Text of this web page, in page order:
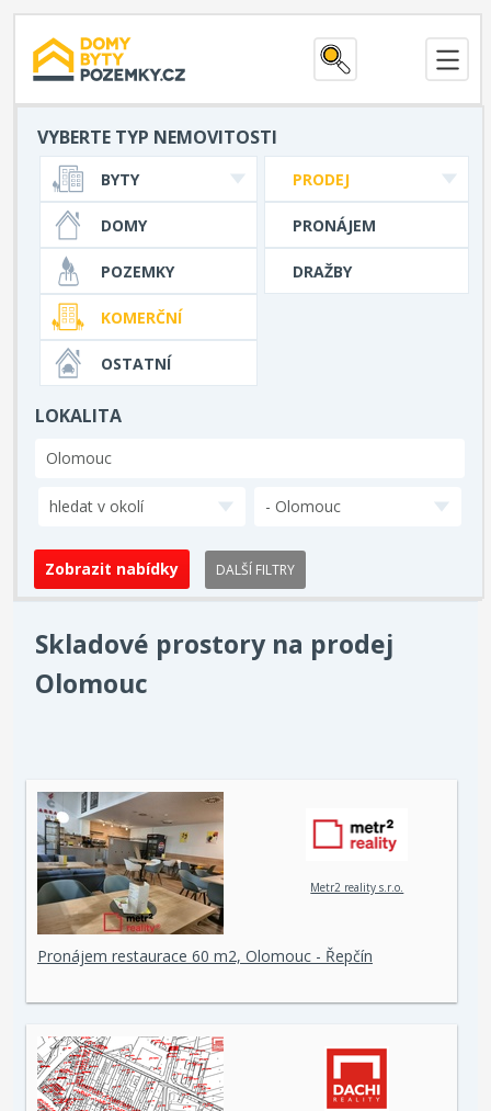
VYBERTE TYP NEMOVITOSTI
PRODEJ
PRONÁJEM
DRAŽBY
BYTY
DOMY
POZEMKY
KOMERČNÍ
OSTATNÍ
LOKALITA
hledat v okolí - Olomouc
DALŠÍ FILTRY
Skladové prostory na prodej
Olomouc
Metr2 reality s.r.o.
Pronájem restaurace 60 m2, Olomouc - Řepčín